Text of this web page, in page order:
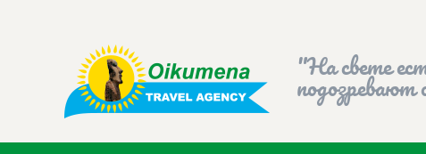
"На свете
подозревают